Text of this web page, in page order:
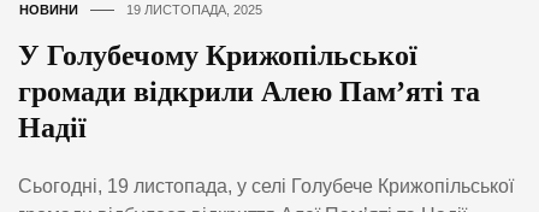
НОВИНИ 19 ЛИСТОПАДА, 2025
У Голубечому Крижопільської
громади відкрили Алею Пам’яті та
Надії
Сьогодні, 19 листопада, у селі Голубече Крижопільської